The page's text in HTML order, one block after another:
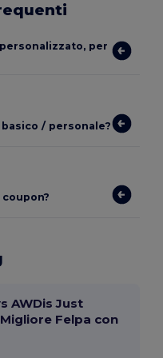
per
/ personale?
AWDis Just
Felpa con